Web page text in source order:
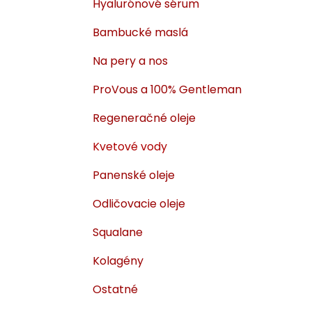
Hyalurónové sérum
Bambucké maslá
Na pery a nos
ProVous a 100% Gentleman
Regeneračné oleje
Kvetové vody
Panenské oleje
Odličovacie oleje
Squalane
Kolagény
Ostatné